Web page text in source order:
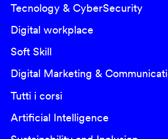
Tecnology & CyberSecurity
Digital workplace
Soft Skill
Digital Marketing &
Tutti i corsi
Artificial Intelligence